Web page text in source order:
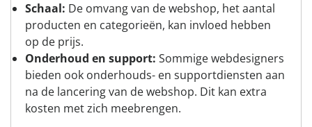
Schaal: De omvang van de webshop, het aantal
producten en categorieën, kan invloed hebben
op de prijs.
Onderhoud en support: Sommige webdesigners
bieden ook onderhouds- en supportdiensten aan
na de lancering van de webshop. Dit kan extra
kosten met zich meebrengen.